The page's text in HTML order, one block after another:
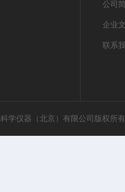
公司
企业
联系
学仪器（北京）有限公司版权